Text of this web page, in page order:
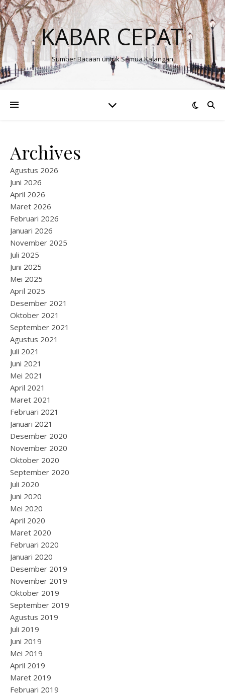
KABAR CEPAT
Sumber Bacaan untuk Semua Kalangan
Archives
Agustus 2026
Juni 2026
April 2026
Maret 2026
Februari 2026
Januari 2026
November 2025
Juli 2025
Juni 2025
Mei 2025
April 2025
Desember 2021
Oktober 2021
September 2021
Agustus 2021
Juli 2021
Juni 2021
Mei 2021
April 2021
Maret 2021
Februari 2021
Januari 2021
Desember 2020
November 2020
Oktober 2020
September 2020
Juli 2020
Juni 2020
Mei 2020
April 2020
Maret 2020
Februari 2020
Januari 2020
Desember 2019
November 2019
Oktober 2019
September 2019
Agustus 2019
Juli 2019
Juni 2019
Mei 2019
April 2019
Maret 2019
Februari 2019